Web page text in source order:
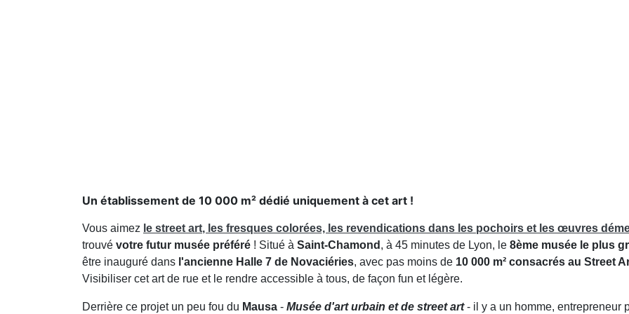
Un établissement de 10 000 m² dédié uniquement à cet art !
Vous aimez le street art, les fresques colorées, les revendications dans les pochoirs et les œuvres
trouvé votre futur musée préféré ! Situé à Saint-Chamond , à 45 minutes de Lyon, le 8ème musée le plus
être inauguré dans l'ancienne Halle 7 de Novaciéries, avec pas moins de 10 000 m² consacrés au Street
Visibiliser cet art de rue et le rendre accessible à tous, de façon fun et légère.
Derrière ce projet un peu fou du Mausa - Musée d'art urbain et de street art- il y a un homme, entrepreneur